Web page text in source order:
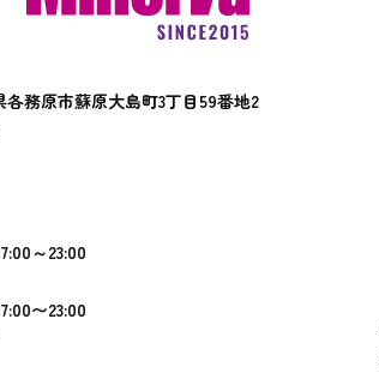
務原市蘇原大島町3丁目59番地2
～23:00
〜23:00